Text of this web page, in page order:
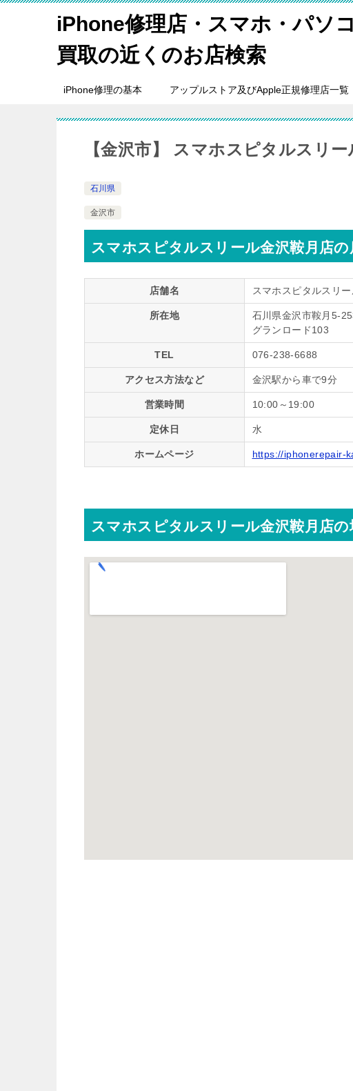
iPhone修理店・スマホ・パソ
買取の近くのお店検索
iPhone修理の基本 アップルストア及びApple正規修理店一覧
【金沢市】 スマホスピタルスリ
石川県
金沢市
スマホスピタルスリール金沢鞍月店の
店舗名 スマホスピタルスリ
所在地
石川県金沢市鞍月5-
グランロード103
TEL 076-238-6688
アクセス方法など 金沢駅から車で9分
営業時間 10:00～19:00
定休日 水
ホームページ https://iphonerepair-
スマホスピタルスリール金沢鞍月店の